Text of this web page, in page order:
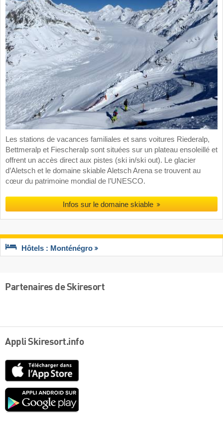
Les stations de vacances familiales et sans voitures Riederalp,
Bettmeralp et Fiescheralp sont situées sur un plateau ensoleillé et
offrent un accès direct aux pistes (ski in/ski out). Le glacier
d’Aletsch et le domaine skiable Aletsch Arena se trouvent au
cœur du patrimoine mondial de l’UNESCO.
Infos sur le domaine skiable
Hôtels : Monténégro
Partenaires de Skiresort
Appli Skiresort.info
Google